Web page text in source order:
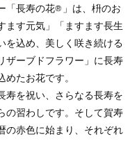
「長寿の花
」は、枡のお
ます元気」「ますます長生
を込め、美しく咲き続ける
ザーブドフラワー」に長寿
めたお花です。
寿を祝い、さらなる長寿を
の習わしです。そして賀寿
の赤色に始まり、それぞれ